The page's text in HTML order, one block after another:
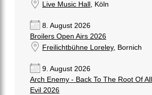
Live Music Hall , Köln
8. August 2026
Broilers Open Airs 2026
Freilichtbühne Loreley, Bornich
9. August 2026
Arch Enemy - Back To The Root Of All
Evil 2026